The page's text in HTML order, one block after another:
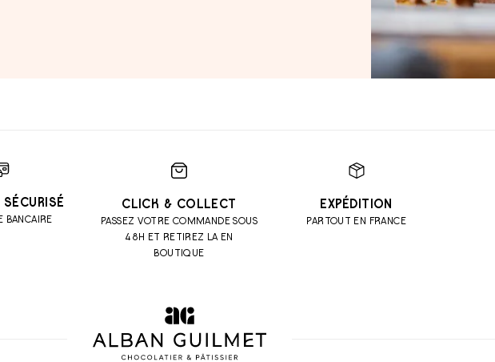
BANCAIRE
CLICK & COLLECT
PASSEZ VOTRE COMMANDE SOUS
48H ET RETIREZ LA EN
BOUTIQUE
EXPÉDITION
PARTOUT EN FRANCE